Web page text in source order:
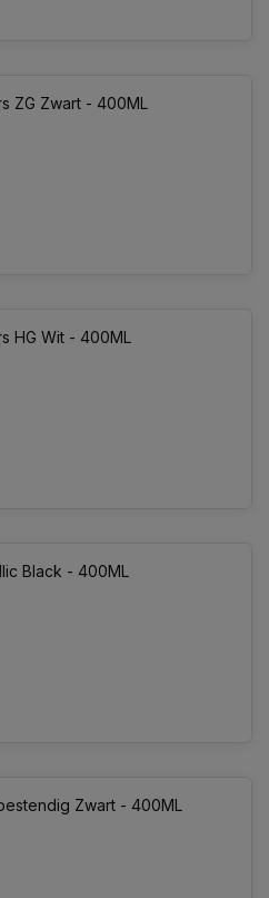
ZG Zwart - 400ML
HG Wit - 400ML
Black - 400ML
Zwart - 400ML